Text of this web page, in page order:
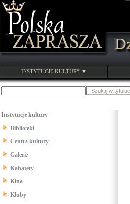
INSTYTUCJE KULTURY ▼
Instytucje kultury
Biblioteki
Centra kultury
Galerie
Kabarety
Kina
Kluby